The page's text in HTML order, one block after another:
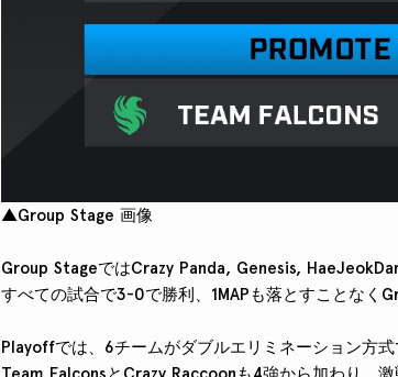
▲Group Stage 画像
Group StageではCrazy Panda, Genesis,
すべての試合で3-0で勝利、1MAPも落とすことなく
Playoffでは、6チームがダブルエリミネーション方